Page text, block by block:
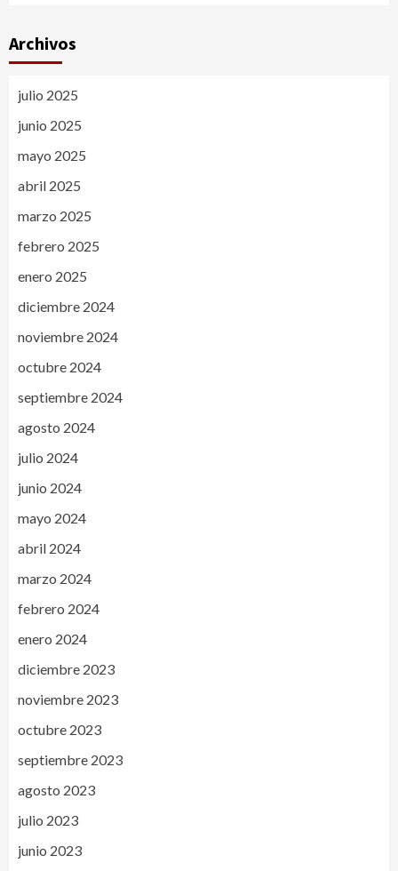
Archivos
julio 2025
junio 2025
mayo 2025
abril 2025
marzo 2025
febrero 2025
enero 2025
diciembre 2024
noviembre 2024
octubre 2024
septiembre 2024
agosto 2024
julio 2024
junio 2024
mayo 2024
abril 2024
marzo 2024
febrero 2024
enero 2024
diciembre 2023
noviembre 2023
octubre 2023
septiembre 2023
agosto 2023
julio 2023
junio 2023